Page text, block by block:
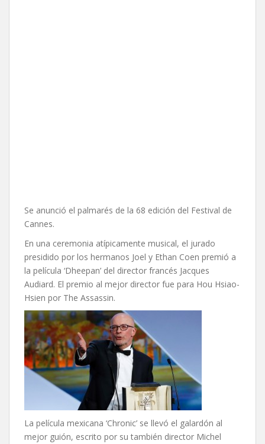
Se anunció el palmarés de la 68 edición del Festival de
Cannes.
En una ceremonia atípicamente musical, el jurado
presidido por los hermanos Joel y Ethan Coen premió a
la película ‘Dheepan’ del director francés Jacques
Audiard. El premio al mejor director fue para Hou Hsiao-
Hsien por The Assassin.
La película mexicana ‘Chronic’ se llevó el galardón al
mejor guión, escrito por su también director Michel